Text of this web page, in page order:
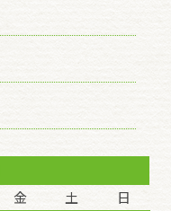
金 土 日